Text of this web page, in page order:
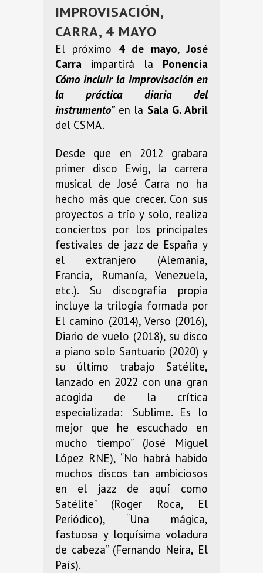
IMPROVISACIÓN,
CARRA, 4 MAYO
El próximo 4 de mayo,José
Carra impartirá la Ponencia
Cómo incluir la improvisación en
la práctica diaria del
instrumento” en la Sala G. Abril
del CSMA.
Desde que en 2012 grabara
primer disco Ewig, la carrera
musical de José Carra no ha
hecho más que crecer. Con sus
proyectos a trío y solo, realiza
conciertos por los principales
festivales de jazz de España y
el extranjero (Alemania,
Francia, Rumanía, Venezuela,
etc.). Su discografía propia
incluye la trilogía formada por
El camino (2014), Verso (2016),
Diario de vuelo (2018), su disco
a piano solo Santuario (2020) y
su último trabajo Satélite,
lanzado en 2022 con una gran
acogida de la crítica
especializada: “Sublime. Es lo
mejor que he escuchado en
mucho tiempo” (José Miguel
López RNE), “No habrá habido
muchos discos tan ambiciosos
en el jazz de aquí como
Satélite” (Roger Roca, El
Periódico), “Una mágica,
fastuosa y loquísima voladura
de cabeza” (Fernando Neira, El
País).